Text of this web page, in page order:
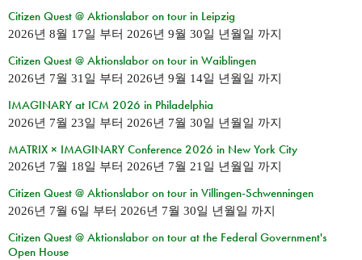
Citizen Quest @ Aktionslabor on tour in Leipzig
2026년 8월 17일 부터 2026년 9월 30일 년월일 까지
Citizen Quest @ Aktionslabor on tour in Waiblingen
2026년 7월 31일 부터 2026년 9월 14일 년월일 까지
IMAGINARY at ICM 2026 in Philadelphia
2026년 7월 23일 부터 2026년 7월 30일 년월일 까지
MATRIX × IMAGINARY Conference 2026 in New York City
2026년 7월 18일 부터 2026년 7월 21일 년월일 까지
Citizen Quest @ Aktionslabor on tour in Villingen-Schwenningen
2026년 7월 6일 부터 2026년 7월 30일 년월일 까지
Citizen Quest @ Aktionslabor on tour at the Federal Government's
Open House